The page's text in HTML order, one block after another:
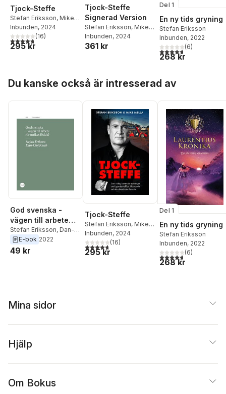
Tjock-Steffe
Stefan Eriksson, Mike
Mella
Inbunden, 2024
4,7utav 5 stjärnor. Totalt antal röster:
(16)
295 kr
Tjock-Steffe
Signerad Version
Stefan Eriksson, Mike
Mella
Inbunden, 2024
361 kr
Del 1
En ny tids gryning
Stefan Eriksson
Inbunden, 2022
4,7utav 5 stjärnor.
(6)
268 kr
Du kanske också är intresserad av
God svenska -
vägen till arbete
för utrikes födda?
Stefan Eriksson, Dan-
Olof Rooth
E-bok 2022
49 kr
Tjock-Steffe
Stefan Eriksson, Mike
Mella
Inbunden, 2024
4,7utav 5 stjärnor. Totalt antal röster:
(16)
295 kr
Del 1
En ny tids gryning
Stefan Eriksson
Inbunden, 2022
4,7utav 5 stjärnor.
(6)
268 kr
Mina sidor
Hjälp
Om Bokus